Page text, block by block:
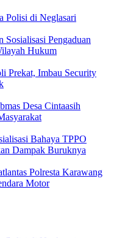
Polisi di Neglasari
Sosialisasi Pengaduan
Hukum
Prekat, Imbau Security
Desa Cintaasih
Bahaya TPPO
Dampak Buruknya
Polresta Karawang
Motor